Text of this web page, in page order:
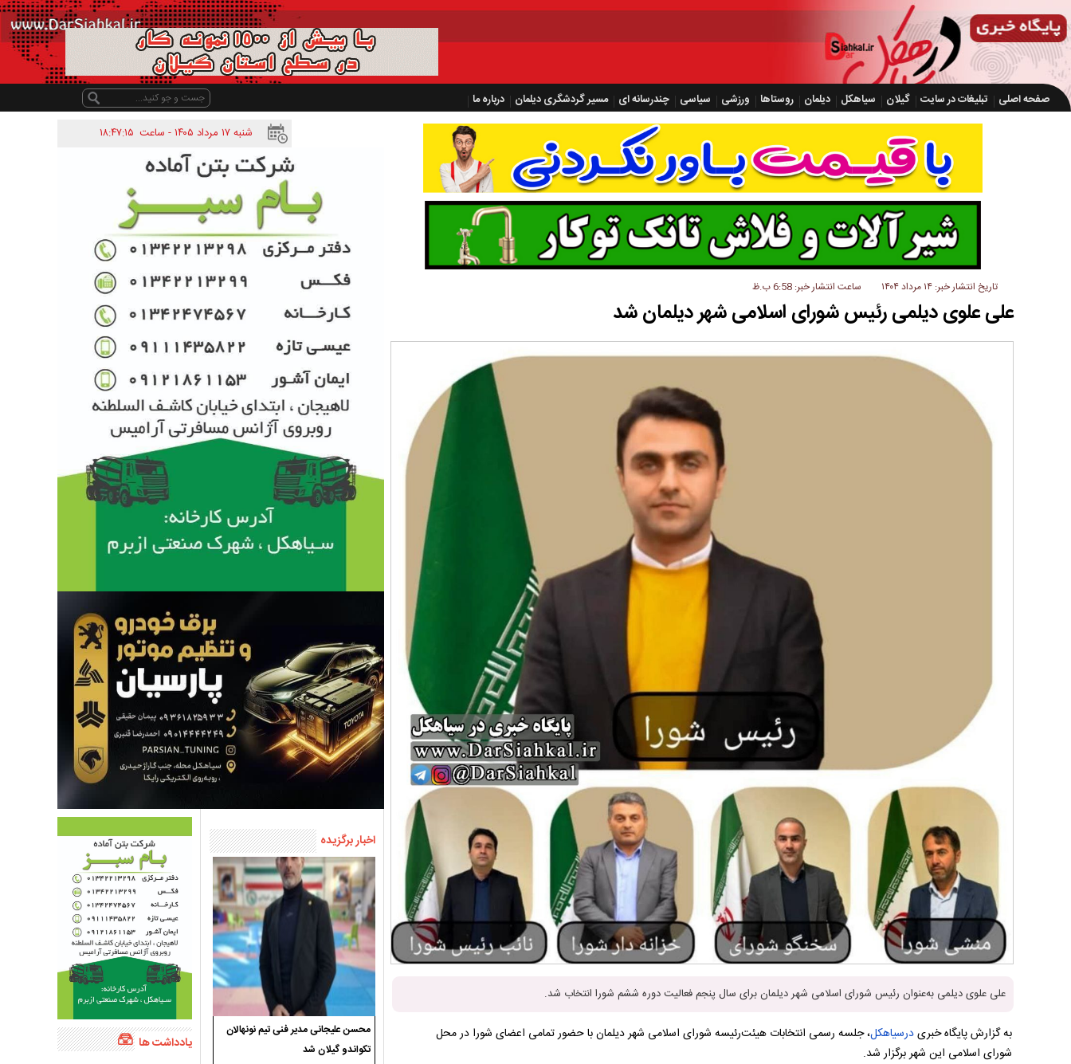
صفحه اصلی تبلیغات در سایت گیلان سیاهکل دیلمان روستاها ورزشی سیاسی چندرسانه ای مسیر گردشگری دیلمان
درباره ما
شنبه ۱۷ مرداد ۱۴۰۵ - ساعت
۱۸:۴۷:۱۵
تاریخ انتشار خبر: ۱۴ مرداد ۱۴۰۴ ساعت انتشار خبر: 6:58 ب.ظ
علی علوی دیلمی رئیس شورای اسلامی شهر دیلمان شد
علی علوی دیلمی به‌عنوان رئیس شورای اسلامی شهر دیلمان برای سال پنجم فعالیت دوره ششم شورا انتخاب شد.
به گزارش پایگاه خبریدرسیاهکل، جلسه رسمی انتخابات هیئت‌رئیسه شورای اسلامی شهر دیلمان با حضور تمامی اعضای شورا در محل
شورای اسلامی این شهر برگزار شد.
اخبار برگزیده
محسن علیجانی مدیر فنی تیم نونهالان
تکواندو گیلان شد
یادداشت ها